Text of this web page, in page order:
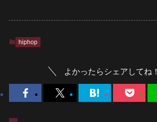
hiphop
よかったらシェアしてね！